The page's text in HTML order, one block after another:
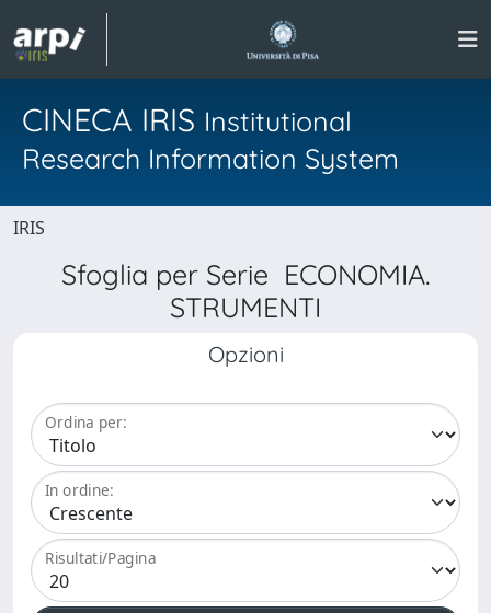
CINECA IRIS Institutional
Research Information System
IRIS
Sfoglia per Serie ECONOMIA.
STRUMENTI
Opzioni
Ordina per:
In ordine:
Risultati/Pagina